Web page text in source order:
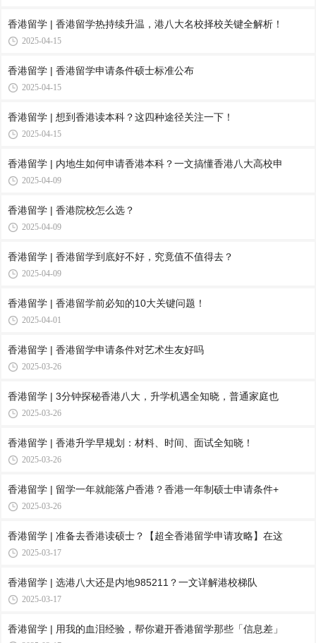
香港留学 | 香港留学热持续升温，港八大名校择校关键全解析！
2025-04-15
香港留学 | 香港留学申请条件硕士标准公布
2025-04-15
香港留学 | 想到香港读本科？这四种途径关注一下！
2025-04-15
香港留学 | 内地生如何申请香港本科？一文搞懂香港八大高校申
2025-04-09
香港留学 | 香港院校怎么选？
2025-04-09
香港留学 | 香港留学到底好不好，究竟值不值得去？
2025-04-09
香港留学 | 香港留学前必知的10大关键问题！
2025-04-01
香港留学 | 香港留学申请条件对艺术生友好吗
2025-03-26
香港留学 | 3分钟探秘香港八大，升学机遇全知晓，普通家庭也
2025-03-26
香港留学 | 香港升学早规划：材料、时间、面试全知晓！
2025-03-26
香港留学 | 留学一年就能落户香港？香港一年制硕士申请条件+
2025-03-26
香港留学 | 准备去香港读硕士？【超全香港留学申请攻略】在这
2025-03-17
香港留学 | 选港八大还是内地985211？一文详解港校梯队
2025-03-17
香港留学 | 用我的血泪经验，帮你避开香港留学那些「信息差」